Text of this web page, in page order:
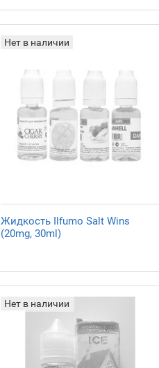
Нет в наличии
Жидкость Ilfumo Salt Wins
(20mg, 30ml)
Нет в наличии